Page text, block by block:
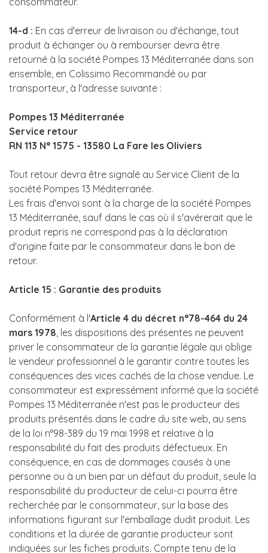
14-d : En cas d'erreur de livraison ou d'échange, tout
produit à échanger ou à rembourser devra être
retourné à la société Pompes 13 Méditerranée dans son
ensemble, en Colissimo Recommandé ou par
transporteur, à l'adresse suivante :
Pompes 13 Méditerranée
Service retour
RN 113 N° 1575 - 13580 La Fare les Oliviers
Tout retour devra être signalé au Service Client de la
société Pompes 13 Méditerranée.
Les frais d'envoi sont à la charge de la société Pompes
13 Méditerranée, sauf dans le cas où il s'avérerait que le
produit repris ne correspond pas à la déclaration
d'origine faite par le consommateur dans le bon de
retour.
Article 15 : Garantie des produits
Conformément à l'Article 4 du décret n°78-464 du 24
mars 1978, les dispositions des présentes ne peuvent
priver le consommateur de la garantie légale qui oblige
le vendeur professionnel à le garantir contre toutes les
conséquences des vices cachés de la chose vendue. Le
consommateur est expressément informé que la société
Pompes 13 Méditerranée n'est pas le producteur des
produits présentés dans le cadre du site web, au sens
de la loi n°98-389 du 19 mai 1998 et relative à la
responsabilité du fait des produits défectueux. En
conséquence, en cas de dommages causés à une
personne ou à un bien par un défaut du produit, seule la
responsabilité du producteur de celui-ci pourra être
recherchée par le consommateur, sur la base des
informations figurant sur l'emballage dudit produit. Les
conditions et la durée de garantie producteur sont
indiquées sur les fiches produits. Compte tenu de la